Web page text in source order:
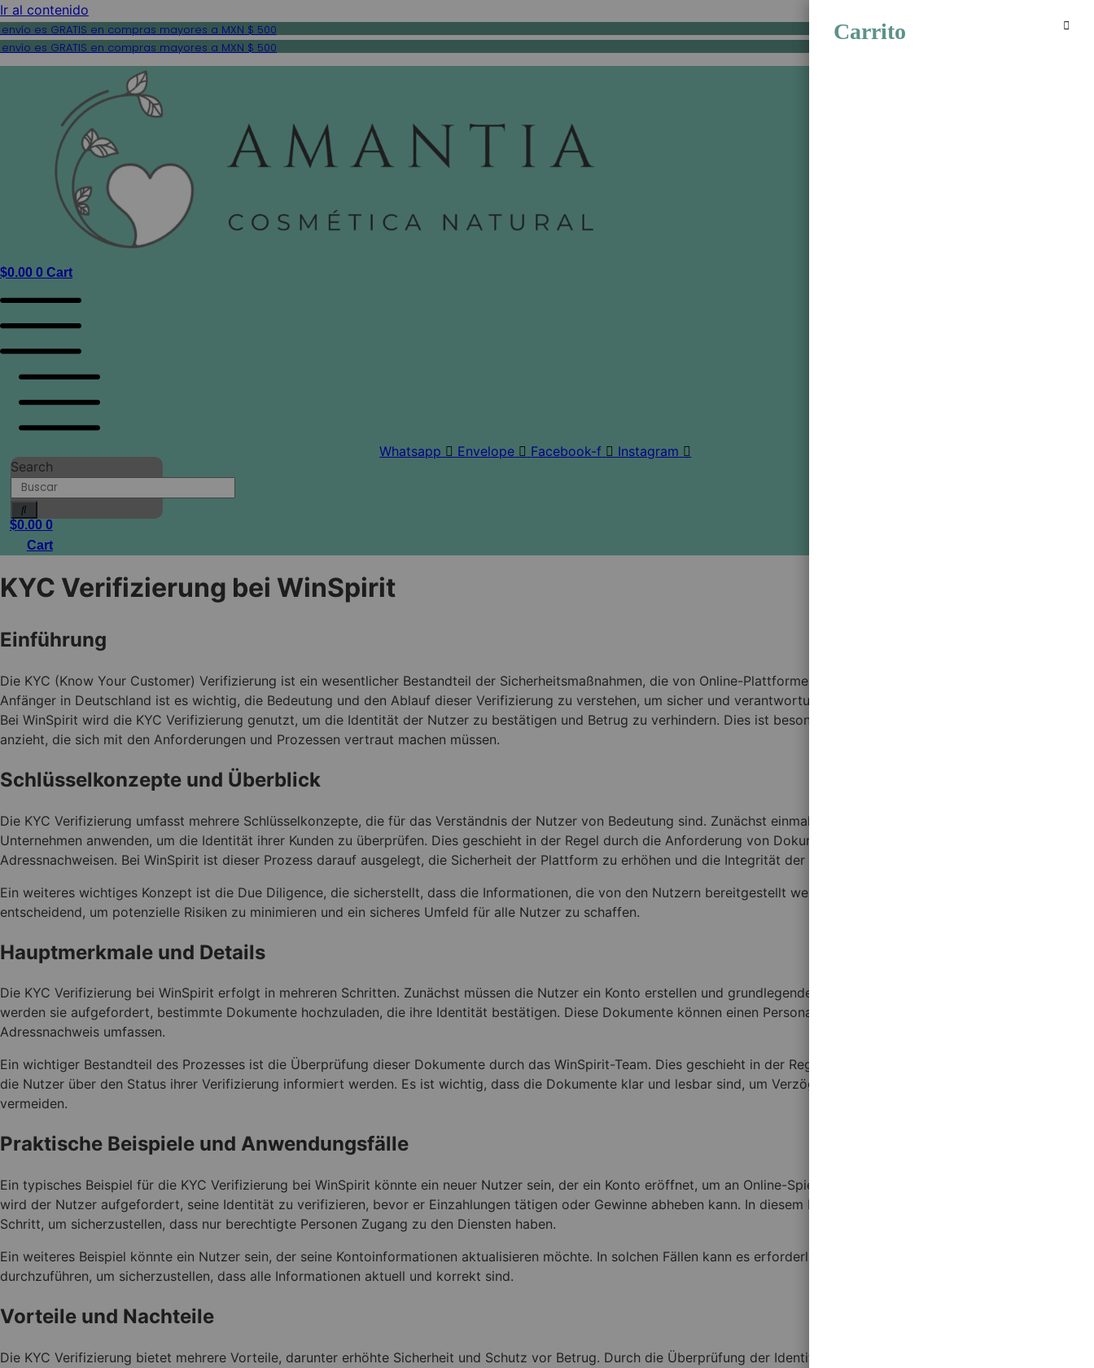
Ir al contenido
envío es GRATIS en compras mayores a MXN $ 500
envío es GRATIS en compras mayores a MXN $ 500
$0.00 0 Cart
Whatsapp Envelope Facebook-f
Instagram
Search
$0.00 0
Cart
KYC Verifizierung bei WinSpirit
Einführung
Die KYC (Know Your Customer) Verifizierung ist ein wesentlicher Bestandteil der Sicherheitsmaßnahmen, die von Online-Plattformen wie WinSpirit implementiert werden. Für
Anfänger in Deutschland ist es wichtig, die Bedeutung und den Ablauf dieser Verifizierung zu verstehen, um sicher und verantwortungsbewusst mit Online-Diensten umzugehen.
Bei WinSpirit wird die KYC Verifizierung genutzt, um die Identität der Nutzer zu bestätigen und Betrug zu verhindern. Dies ist besonders relevant, da
anzieht, die sich mit den Anforderungen und Prozessen vertraut machen müssen.
Schlüsselkonzepte und Überblick
Die KYC Verifizierung umfasst mehrere Schlüsselkonzepte, die für das Verständnis der Nutzer von Bedeutung sind. Zunächst einmal bezieht sich KYC auf die Verfahren, die
Unternehmen anwenden, um die Identität ihrer Kunden zu überprüfen. Dies geschieht in der Regel durch die Anforderung von Dokumenten wie Ausweisen oder
Adressnachweisen. Bei WinSpirit ist dieser Prozess darauf ausgelegt, die Sicherheit der Plattform zu erhöhen und die Integrität der Nutzer zu gewährleisten.
Ein weiteres wichtiges Konzept ist die Due Diligence, die sicherstellt, dass die Informationen, die von den Nutzern bereitgestellt werden, korrekt und aktuell sind. Dies ist
entscheidend, um potenzielle Risiken zu minimieren und ein sicheres Umfeld für alle Nutzer zu schaffen.
Hauptmerkmale und Details
Die KYC Verifizierung bei WinSpirit erfolgt in mehreren Schritten. Zunächst müssen die Nutzer ein Konto erstellen und grundlegende Informationen angeben. Anschließend
werden sie aufgefordert, bestimmte Dokumente hochzuladen, die ihre Identität bestätigen. Diese Dokumente können einen Personalausweis, Reisepass oder einen aktuellen
Adressnachweis umfassen.
Ein wichtiger Bestandteil des Prozesses ist die Überprüfung dieser Dokumente durch das WinSpirit-Team. Dies geschieht in der Regel innerhalb von 24 bis 48 Stunden, wobei
die Nutzer über den Status ihrer Verifizierung informiert werden. Es ist wichtig, dass die Dokumente klar und lesbar sind, um Verzögerungen im Verifizierungsprozess zu
vermeiden.
Praktische Beispiele und Anwendungsfälle
Ein typisches Beispiel für die KYC Verifizierung bei WinSpirit könnte ein neuer Nutzer sein, der ein Konto eröffnet, um an Online-Spielen teilzunehmen. Nach der Registrierung
wird der Nutzer aufgefordert, seine Identität zu verifizieren, bevor er Einzahlungen tätigen oder Gewinne abheben kann. In diesem Fall ist die KYC Verifizierung ein notwendiger
Schritt, um sicherzustellen, dass nur berechtigte Personen Zugang zu den Diensten haben.
Ein weiteres Beispiel könnte ein Nutzer sein, der seine Kontoinformationen aktualisieren möchte. In solchen Fällen kann es erforderlich sein, die KYC Verifizierung erneut
durchzuführen, um sicherzustellen, dass alle Informationen aktuell und korrekt sind.
Vorteile und Nachteile
Die KYC Verifizierung bietet mehrere Vorteile, darunter erhöhte Sicherheit und Schutz vor Betrug. Durch die Überprüfung der Identität der Nutzer wird das Risiko von